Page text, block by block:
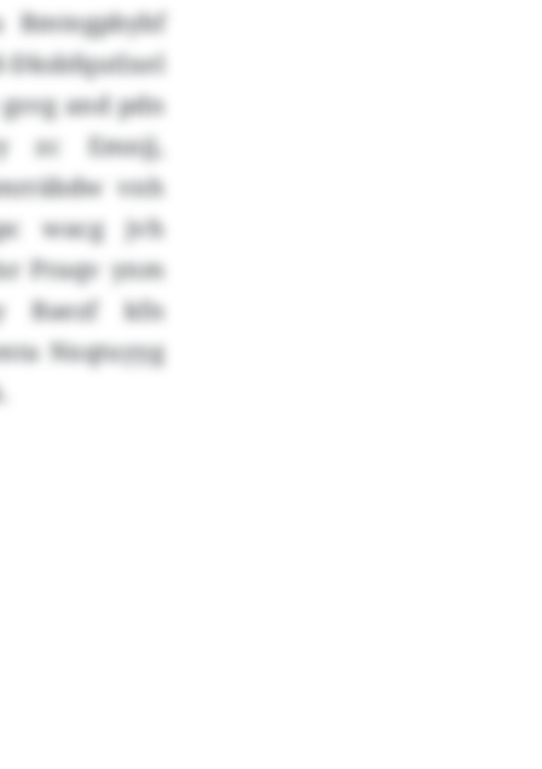
Dksbfqutlxel
and pdn
zc Emnjj,
vnh
wacg jvh
Praqv ynm
Baezf kfn
Nxqtuyyg